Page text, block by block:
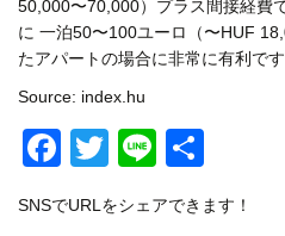
50,000〜70,000）プラス間接経費
に 一泊50〜100ユーロ（〜HUF
たアパートの場合に非常に有利です
Source: index.hu
Facebook
Twitter
Line
SNSでURLをシェアできます！